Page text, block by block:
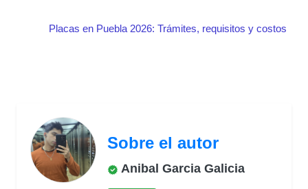
Placas en Puebla 2026: Trámites, requisitos y costos
Sobre el autor
Anibal Garcia Galicia